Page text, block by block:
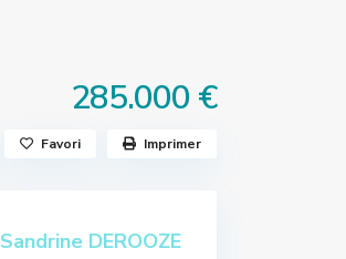
285.000 €
Favori Imprimer
Sandrine DEROOZE